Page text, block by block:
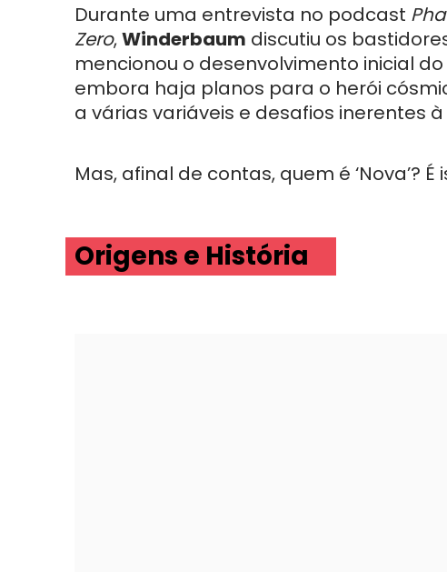
Durante uma entrevista no podcast
Zero,Winderbaum discutiu os
mencionou o desenvolvimento inicial
embora haja planos para o herói
a várias variáveis e desafios inerentes
Mas, afinal de contas, quem é ‘Nova’?
Origens e História